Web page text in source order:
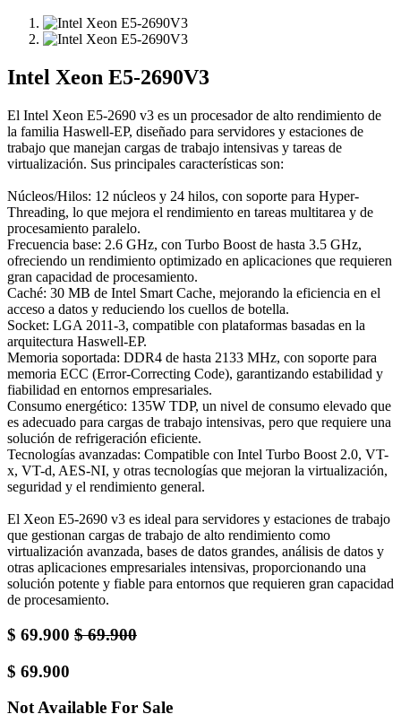
Intel Xeon E5-2690V3
El Intel Xeon E5-2690 v3 es un procesador de alto rendimiento de
la familia Haswell-EP, diseñado para servidores y estaciones de
trabajo que manejan cargas de trabajo intensivas y tareas de
virtualización. Sus principales características son:
Núcleos/Hilos: 12 núcleos y 24 hilos, con soporte para Hyper-
Threading, lo que mejora el rendimiento en tareas multitarea y de
procesamiento paralelo.
Frecuencia base: 2.6 GHz, con Turbo Boost de hasta 3.5 GHz,
ofreciendo un rendimiento optimizado en aplicaciones que requieren
gran capacidad de procesamiento.
Caché: 30 MB de Intel Smart Cache, mejorando la eficiencia en el
acceso a datos y reduciendo los cuellos de botella.
Socket: LGA 2011-3, compatible con plataformas basadas en la
arquitectura Haswell-EP.
Memoria soportada: DDR4 de hasta 2133 MHz, con soporte para
memoria ECC (Error-Correcting Code), garantizando estabilidad y
fiabilidad en entornos empresariales.
Consumo energético: 135W TDP, un nivel de consumo elevado que
es adecuado para cargas de trabajo intensivas, pero que requiere una
solución de refrigeración eficiente.
Tecnologías avanzadas: Compatible con Intel Turbo Boost 2.0, VT-
x, VT-d, AES-NI, y otras tecnologías que mejoran la virtualización,
seguridad y el rendimiento general.
El Xeon E5-2690 v3 es ideal para servidores y estaciones de trabajo
que gestionan cargas de trabajo de alto rendimiento como
virtualización avanzada, bases de datos grandes, análisis de datos y
otras aplicaciones empresariales intensivas, proporcionando una
solución potente y fiable para entornos que requieren gran capacidad
de procesamiento.
$ 69.900 $69.900
$ 69.900
Not Available For Sale